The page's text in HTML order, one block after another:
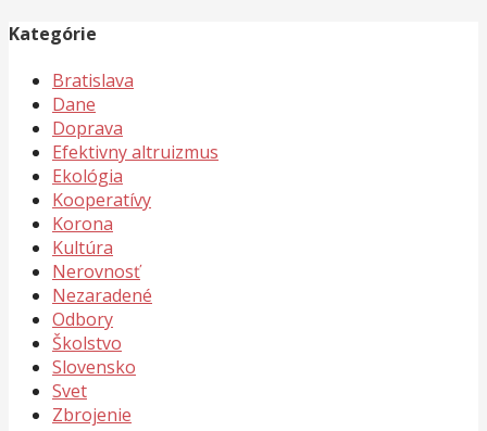
Kategórie
Bratislava
Dane
Doprava
Efektivny altruizmus
Ekológia
Kooperatívy
Korona
Kultúra
Nerovnosť
Nezaradené
Odbory
Školstvo
Slovensko
Svet
Zbrojenie